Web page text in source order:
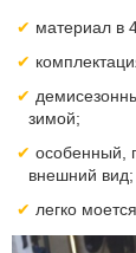
материал в
зимой;
особенный,
внешний вид;
легко